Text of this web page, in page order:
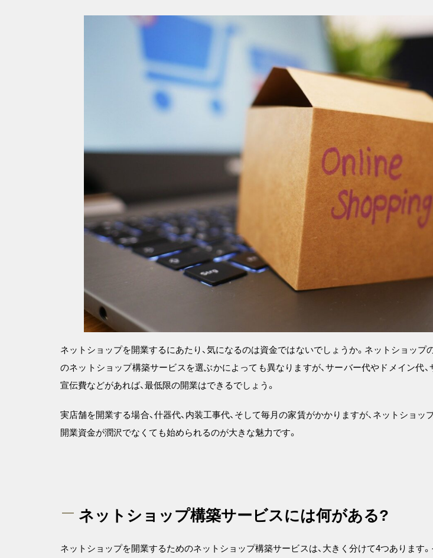
ネットショップを開業するにあたり、気になるのは資金ではないでしょうか。ネットショップ
のネットショップ構築サービスを選ぶかによっても異なりますが、サーバー代やドメイン代、
宣伝費などがあれば、最低限の開業はできるでしょう。
実店舗を開業する場合、什器代、内装工事代、そして毎月の家賃がかかりますが、ネットショッ
開業資金が潤沢でなくても始められるのが大きな魅力です。
ネットショップ構築サービスには何がある?
ネットショップを開業するためのネットショップ構築サービスは、大きく分けて4つあります